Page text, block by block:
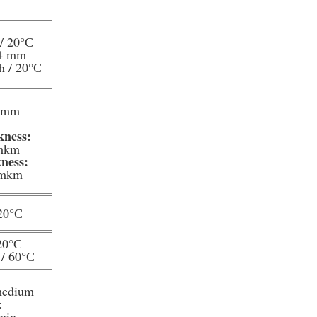
20°С
mm
/ 20°С
°С
°С
60°С